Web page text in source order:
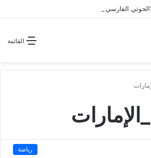
الفارسي المجوسي يغتال اليمن “
القائمة
رياضة